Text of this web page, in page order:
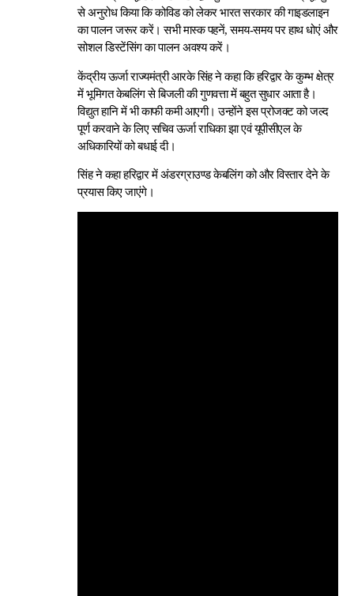
से अनुरोध किया कि कोविड को लेकर भारत सरकार की गाइडलाइन
का पालन जरूर करें। सभी मास्क पहनें, समय-समय पर हाथ धोएं और
सोशल डिस्टेंसिंग का पालन अवश्य करें।
केंद्रीय ऊर्जा राज्यमंत्री आरके सिंह ने कहा कि हरिद्वार के कुम्भ क्षेत्र
में भूमिगत केबलिंग से बिजली की गुणवत्ता में बहुत सुधार आता है।
विद्युत हानि में भी काफी कमी आएगी। उन्होंने इस प्रोजक्ट को जल्द
पूर्ण करवाने के लिए सचिव ऊर्जा राधिका झा एवं यूपीसीएल के
अधिकारियों को बधाई दी।
सिंह ने कहा हरिद्वार में अंडरग्राउण्ड केबलिंग को और विस्तार देने के
प्रयास किए जाएंगे।